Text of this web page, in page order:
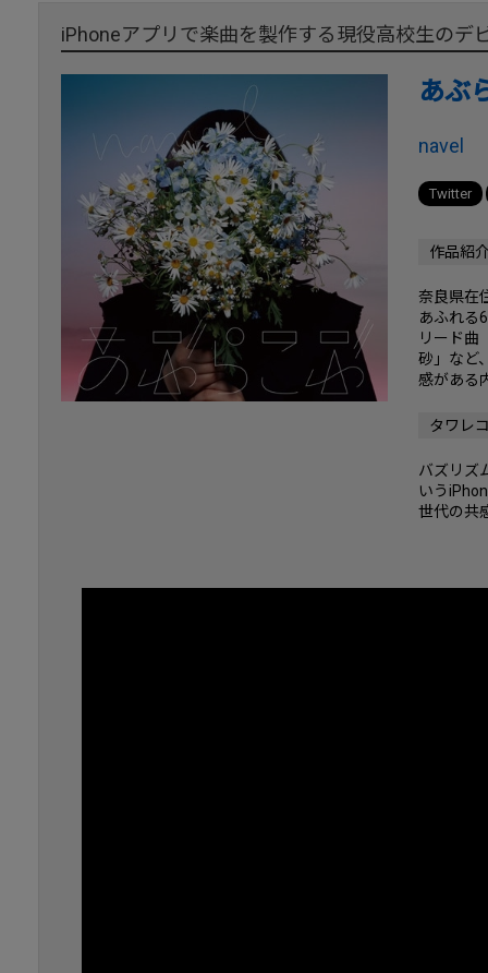
iPhoneアプリで楽曲を製作する現役高校生のデ
あぶ
navel
Twitter
作品紹
奈良県在
あふれる
リード曲
砂」など
感がある
タワレ
バズリズ
いう
世代の共